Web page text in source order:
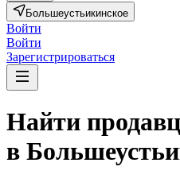
Большеустьикинское
Войти
Войти
Зарегистрироваться
Найти
в